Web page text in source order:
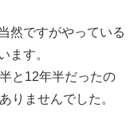
然ですがやっている
ます。
と12年半だったの
りませんでした。